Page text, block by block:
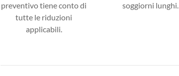
preventivo tiene conto di
tutte le riduzioni
applicabili.
soggiorni lunghi.